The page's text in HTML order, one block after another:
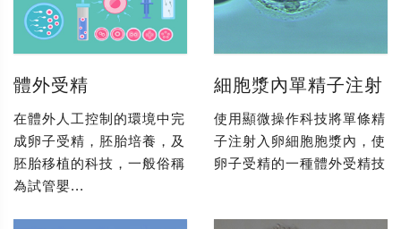
體外受精
在體外人工控制的環境中完
成卵子受精，胚胎培養，及
胚胎移植的科技，一般俗稱
為試管嬰...
細胞漿內單精子注射
使用顯微操作科技將單條精
子注射入卵細胞胞漿內，使
卵子受精的一種體外受精技